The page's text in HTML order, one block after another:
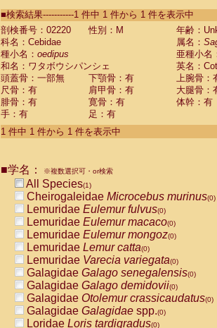
CebidaeSaguinus labiatus(0)
Cebidae Saguinus leucopus (0)
Cebidae
Cebidae
CebidaeSaguinus nigricollis (0)
Cebidae Saguinus oedipus
Cebidae Saguinus weddelli
Cebidae Saguinusspp.
Cebidae Aotus trivirgatus
Cebidae Cebus albifrons
CebidaeCebus nigrivittatus
CebidaeCebus
CebidaeSaimiri boliviensis(0)
CebidaeSaimiri sciureus(0)
AtelidaeAlouatta caraya(0)
AtelidaeAlouatta fusca(0)
AtelidaeAlouatta seniculus
AtelidaeAlouattaspp.(0)
AtelidaeAteles belzebuth(0)
AtelidaeAteles geoffroyi(0)
AtelidaeAteles paniscus(0)
AtelidaeAtelesspp.(0)
Atelidae Lagothrix lagothricha
■検索結果-----------1 件中 1 件から 1 件を表示中
剖検番号：02220
性別：M
年齢：
科名：Cebidae
属名：
種小名： oedipus
亜種小名
和名：ワタボウシパンシェ
英名：
頭蓋骨：一部無
下顎骨：有
上腕骨：
尺骨：有
肩甲骨：有
大腿骨：
腓骨：有
寛骨：有
体幹：有
手：有
足：有
1 件中 1 件から 1 件を表示中
■学名： ※複数選択可・or検索
All Species(1)
Cheirogaleidae Microcebus murinus(0)
Lemuridae Eulemur fulvus(0)
Lemuridae Eulemur macaco(0)
Lemuridae Eulemur mongoz(0)
Lemuridae Lemur catta(0)
Lemuridae Varecia variegata(0)
Galagidae Galago senegalensis(0)
Galagidae Galago demidovii(0)
Galagidae Otolemur crassicaudatus(0)
Galagidae Galagidae spp.(0)
Loridae Loris tardigradus(0)